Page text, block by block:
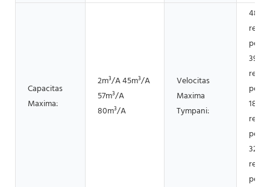
Capacitas
Maxima:
2m³/A 45m³/A
57m³/A
80m³/A
Velocitas
Maxima
Tympani:
4800
per
3900
per
1800
per
3200
per